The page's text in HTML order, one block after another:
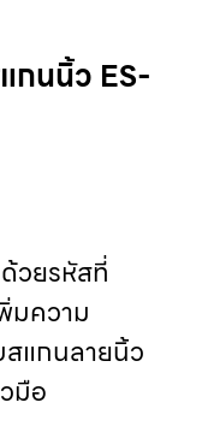
กนนิ้ว ES-
วยรหัสที่
มความ
แกนลายนิ้ว
มือ